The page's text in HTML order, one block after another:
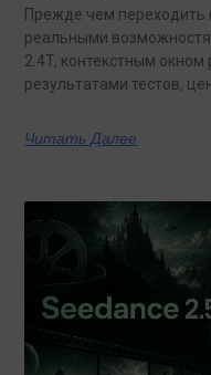
Прежде чем переходить
реальными
2.4T, контекстным
результатами тестов,
Читать Далее